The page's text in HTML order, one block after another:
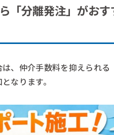
「分離発注」がおす
、仲介手数料を抑えられる
なります。